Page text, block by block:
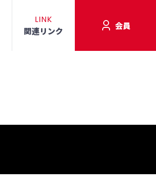
LINK
関連リンク 会員